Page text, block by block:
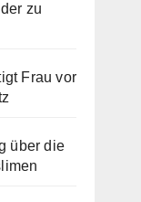
zu
Frau vor
über die